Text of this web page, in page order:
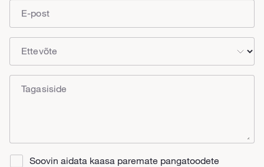
E-post
Ettevõte
Tagasiside
Soovin aidata kaasa paremate pangatoodete